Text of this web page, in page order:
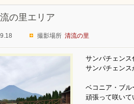
の里エリア
撮影場所 清流の里
サンパチェンス
サンパチェンス
ベコニア・ブル
頑張って咲いて